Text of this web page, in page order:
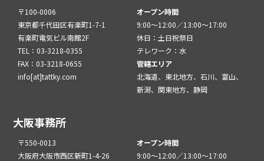
〒100-0006
東京都千代田区有楽町1-7-1
有楽町電気ビル南館2F
TEL：03-3218-0355
FAX：03-3218-0655
info[at]tattky.com
オープン時間
9:00～12:00／13:00～17:00
休日：土日祝祭日
テレワーク：水
管轄エリア
北海道、東北地方、石川、富山、
新潟、関東地方、静岡
大阪事務所
〒550-0013
大阪府大阪市西区新町1-4-26
オープン時間
9:00～12:00／13:00～17:00